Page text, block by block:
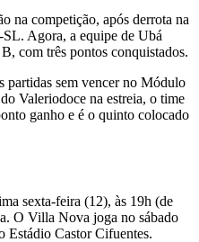
na competição, após derrota na
Agora, a equipe de Ubá
com três pontos conquistados.
partidas sem vencer no Módulo
Valeriodoce na estreia, o time
ganho e é o quinto colocado
sexta-feira (12), às 19h (de
O Villa Nova joga no sábado
Estádio Castor Cifuentes.